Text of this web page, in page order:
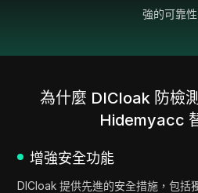
強的可靠性
為什麼 DICloak 防檢
Hidemyacc
增強安全功能
DICloak 提供先進的安全措施，包括